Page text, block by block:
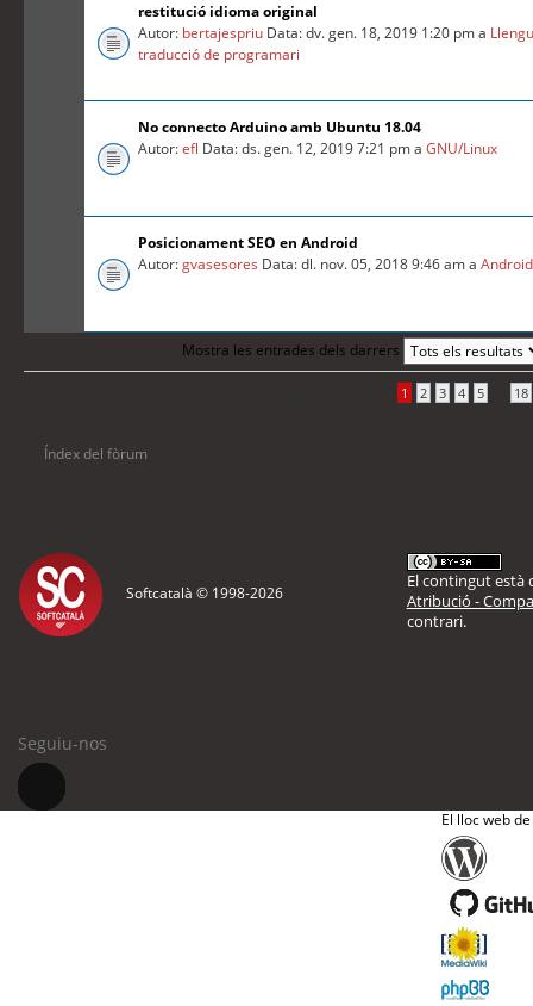
restitució idioma original
Autor: bertajespriu Data: dv. gen. 18, 2019 1:20 pm a
traducció de programari
No connecto Arduino amb Ubuntu 18.04
Autor:efl Data: ds. gen. 12, 2019 7:21 pm aGNU/Linux
Posicionament SEO en Android
Autor:gvasesores Data: dl. nov. 05, 2018 9:46 am aAndroid
Mostra les entrades dels darrers
1 2 3 4 5 18
Índex del fòrum
Softcatalà © 1998-2026
El contingut està
Atribució -
contrari.
Seguiu-nos
El lloc web